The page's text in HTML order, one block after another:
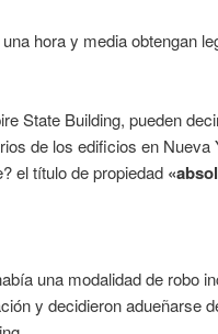
hora y media obtengan
State Building, pueden
de los edificios en Nueva
el título de propiedad
una modalidad de robo
y decidieron adueñarse